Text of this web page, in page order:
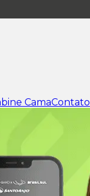
CamaContato